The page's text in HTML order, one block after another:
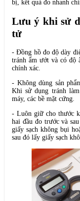
bị, kết quả đo nhanh
Lưu ý khi sử
tử
- Đồng hồ đo độ dày
tránh ẩm ướt và có độ
chính xác.
- Không dùng sản
Khi sử dụng tránh
máy, các bề mặt cứng.
- Luôn giữ cho thước
hai đầu đo trước và
giấy sạch không bụi
sau đó lấy giấy sạch